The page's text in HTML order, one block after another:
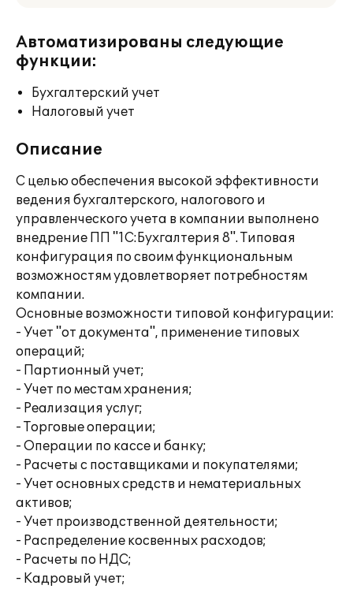
Автоматизированы следующие
функции:
Бухгалтерский учет
Налоговый учет
Описание
С целью обеспечения высокой эффективности
ведения бухгалтерского, налогового и
управленческого учета в компании выполнено
внедрение ПП "1С:Бухгалтерия 8". Типовая
конфигурация по своим функциональным
возможностям удовлетворяет потребностям
компании.
Основные возможности типовой конфигурации:
- Учет "от документа", применение типовых
операций;
- Партионный учет;
- Учет по местам хранения;
- Реализация услуг;
- Торговые операции;
- Операции по кассе и банку;
- Расчеты с поставщиками и покупателями;
- Учет основных средств и нематериальных
активов;
- Учет производственной деятельности;
- Распределение косвенных расходов;
- Расчеты по НДС;
- Кадровый учет;